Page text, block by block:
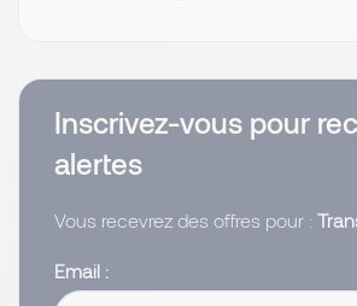
Inscrivez-vous pour
alertes
Vous recevrez des offres pour :
Email